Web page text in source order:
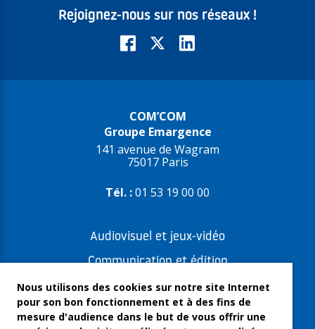
Rejoignez-nous sur nos réseaux !
COM’COM
Groupe Emargence
141 avenue de Wagram
75017 Paris
Tél. :01 53 19 00 00
Audiovisuel et jeux-vidéo
Communication et édition
Freelances et artistes-auteurs
Musique et spectacles
Nous utilisons des cookies sur notre site Internet
pour son bon fonctionnement et à des fins de
mesure d'audience dans le but de vous offrir une